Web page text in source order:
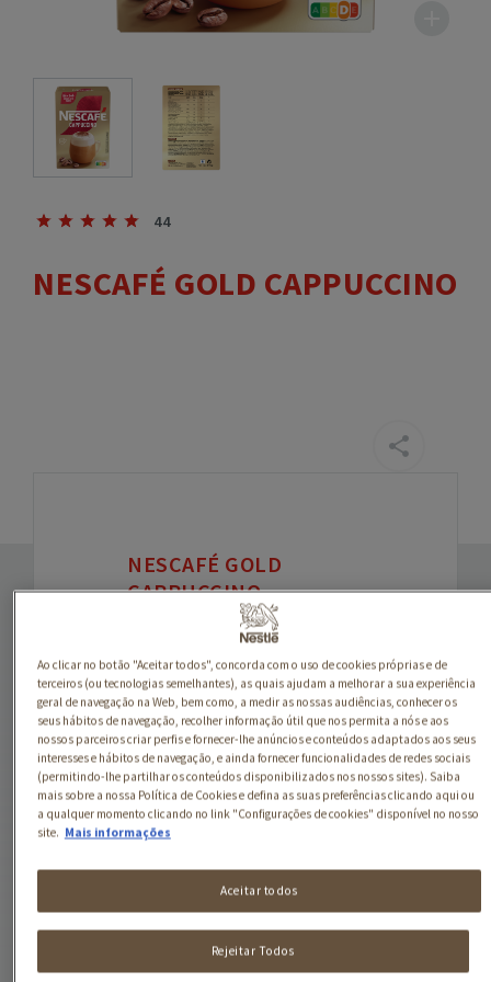
44
NESCAFÉ GOLD CAPPUCCINO
NESCAFÉ GOLD
CAPPUCCINO
Descubra NESCAFÉ® GOLD
Cappuccino, uma
combinação perfeita com
ingredientes de origem
natural, cuidadosamente
seleccionados para obter
um cappuccino cremoso e
delicioso. O seu segredo
perfeita do aroma dos
grãos de café arábica com
a intensidade dos grãos de
robusta que, juntamente
Ao clicar no botão "Aceitar todos", concorda com o uso de cookies próprias e de
terceiros (ou tecnologias semelhantes), as quais ajudam a melhorar a sua experiência
geral de navegação na Web, bem como, a medir as nossas audiências, conhecer os
seus hábitos de navegação, recolher informação útil que nos permita a nós e aos
nossos parceiros criar perfis e fornecer-lhe anúncios e conteúdos adaptados aos seus
interesses e hábitos de navegação, e ainda fornecer funcionalidades de redes sociais
(permitindo-lhe partilhar os conteúdos disponibilizados nos nossos sites). Saiba
mais sobre a nossa Política de Cookies e defina as suas preferências clicando aqui ou
a qualquer momento clicando no link "Configurações de cookies" disponível no nosso
site. Mais informações
Rejeitar Todos
Aceitar todos